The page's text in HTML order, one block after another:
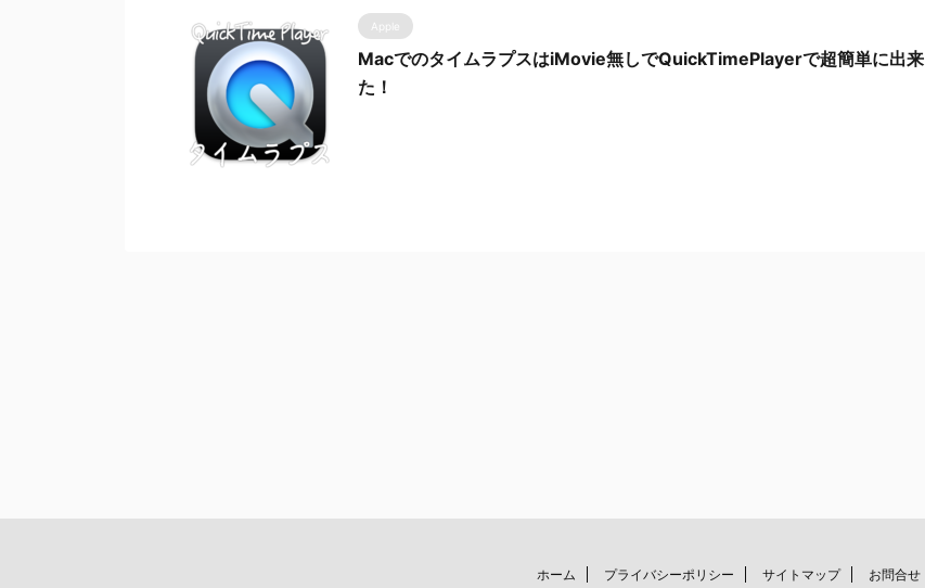
Apple
MacでのタイムラプスはiMovie無しでQuickTimePlayerで超簡単に出来
た！
ホーム プライバシーポリシー サイトマップ お問合せ